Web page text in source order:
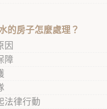
的房子怎麼處理？
因
障
法律行動